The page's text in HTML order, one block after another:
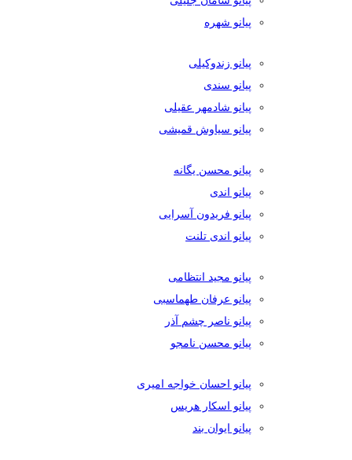
پیانو شهره
پیانو زندوکیلی
پیانو سندی
پیانو شادمهر عقیلی
پیانو سیاوش قمیشی
پیانو محسن یگانه
پیانو اندی
پیانو فریدون آسرایی
پیانو اندی تلنت
پیانو مجید انتظامی
پیانو عرفان طهماسبی
پیانو ناصر چشم آذر
پیانو محسن نامجو
پیانو احسان خواجه امیری
پیانو اسکار هریس
پیانو ایوان بند